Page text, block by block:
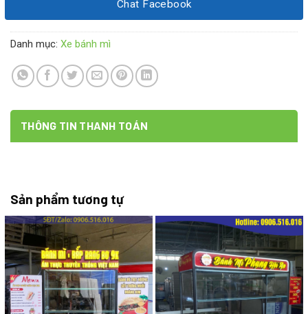
Chat Facebook
Danh mục: Xe bánh mì
THÔNG TIN THANH TOÁN
Sản phẩm tương tự